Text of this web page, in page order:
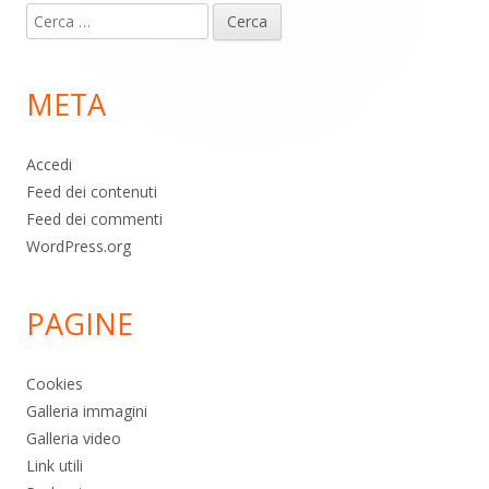
piè
pagina
Ricerca
per:
META
Accedi
Feed dei contenuti
Feed dei commenti
WordPress.org
PAGINE
Cookies
Galleria immagini
Galleria video
Link utili